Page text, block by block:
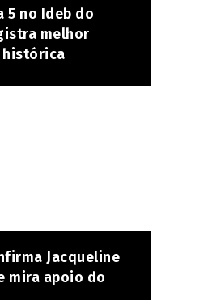
5 no Ideb do
melhor
histórica
Jacqueline
mira apoio do